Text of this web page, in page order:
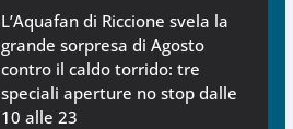
L’Aquafan di Riccione svela la
grande sorpresa di Agosto
contro il caldo torrido: tre
speciali aperture no stop dalle
10 alle 23